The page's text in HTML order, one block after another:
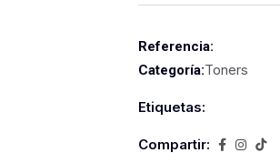
Referencia:
Categoría:Toners
Etiquetas:
Compartir: